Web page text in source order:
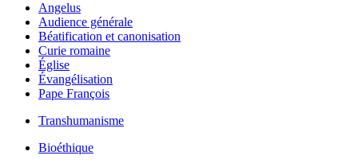
Angelus
Audience générale
Béatification et canonisation
Curie romaine
Église
Évangélisation
Pape François
Transhumanisme
Bioéthique